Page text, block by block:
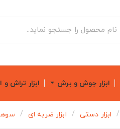
ابزار جوش و برش ابزار تراش و
ابزار دستی ابزار ضربه ای